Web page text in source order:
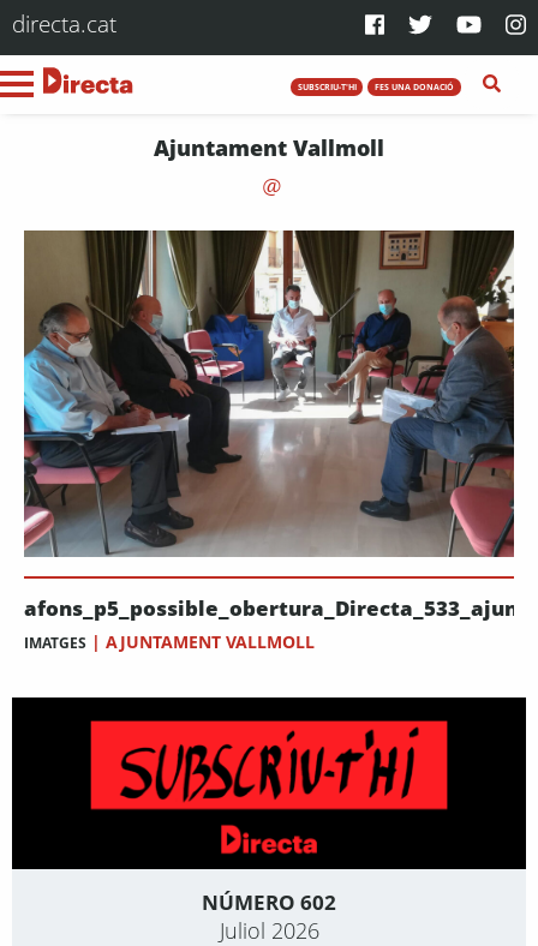
directa.cat
SUBSCRIU-T'HI FES UNA DONACIÓ
Ajuntament Vallmoll
IMATGES | AJUNTAMENT VALLMOLL
NÚMERO 602
Juliol 2026